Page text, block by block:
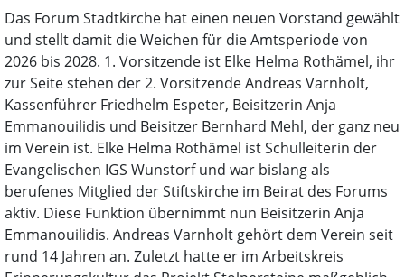
Das Forum Stadtkirche hat einen neuen Vorstand gewählt
und stellt damit die Weichen für die Amtsperiode von
2026 bis 2028. 1. Vorsitzende ist Elke Helma Rothämel, ihr
zur Seite stehen der 2. Vorsitzende Andreas Varnholt,
Kassenführer Friedhelm Espeter, Beisitzerin Anja
Emmanouilidis und Beisitzer Bernhard Mehl, der ganz neu
im Verein ist. Elke Helma Rothämel ist Schulleiterin der
Evangelischen IGS Wunstorf und war bislang als
berufenes Mitglied der Stiftskirche im Beirat des Forums
aktiv. Diese Funktion übernimmt nun Beisitzerin Anja
Emmanouilidis. Andreas Varnholt gehört dem Verein seit
rund 14 Jahren an. Zuletzt hatte er im Arbeitskreis